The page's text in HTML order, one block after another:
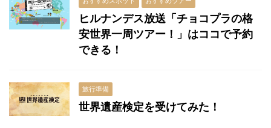
ヒルナンデス放送「チョコプラの格
安世界一周ツアー！」はココで予約
できる！
旅行準備
世界遺産検定を受けてみた！